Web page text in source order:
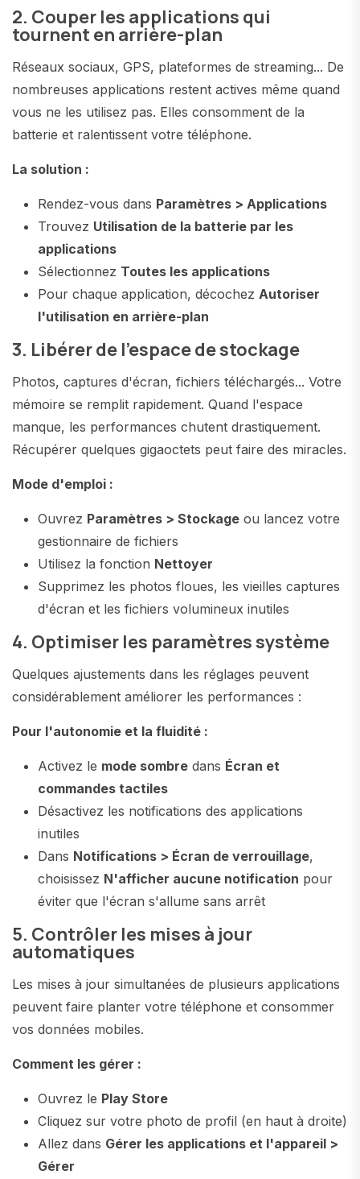
2. Couper les applications qui
tournent en arrière-plan
Réseaux sociaux, GPS, plateformes de streaming... De
nombreuses applications restent actives même quand
vous ne les utilisez pas. Elles consomment de la
batterie et ralentissent votre téléphone.
La solution :
Rendez-vous dans Paramètres > Applications
Trouvez Utilisation de la batterie par les
applications
Sélectionnez Toutes les applications
Pour chaque application, décochez Autoriser
l'utilisation en arrière-plan
3. Libérer de l'espace de stockage
Photos, captures d'écran, fichiers téléchargés... Votre
mémoire se remplit rapidement. Quand l'espace
manque, les performances chutent drastiquement.
Récupérer quelques gigaoctets peut faire des miracles.
Mode d'emploi :
Ouvrez Paramètres > Stockage ou lancez votre
gestionnaire de fichiers
Utilisez la fonction Nettoyer
Supprimez les photos floues, les vieilles captures
d'écran et les fichiers volumineux inutiles
4. Optimiser les paramètres système
Quelques ajustements dans les réglages peuvent
considérablement améliorer les performances :
Pour l'autonomie et la fluidité :
Activez le mode sombre dans Écran et
commandes tactiles
Désactivez les notifications des applications
inutiles
Dans Notifications > Écran de verrouillage,
choisissez N'afficher aucune notification pour
éviter que l'écran s'allume sans arrêt
5. Contrôler les mises à jour
automatiques
Les mises à jour simultanées de plusieurs applications
peuvent faire planter votre téléphone et consommer
vos données mobiles.
Comment les gérer :
Ouvrez le Play Store
Cliquez sur votre photo de profil (en haut à droite)
Allez dans Gérer les applications et l'appareil >
Gérer